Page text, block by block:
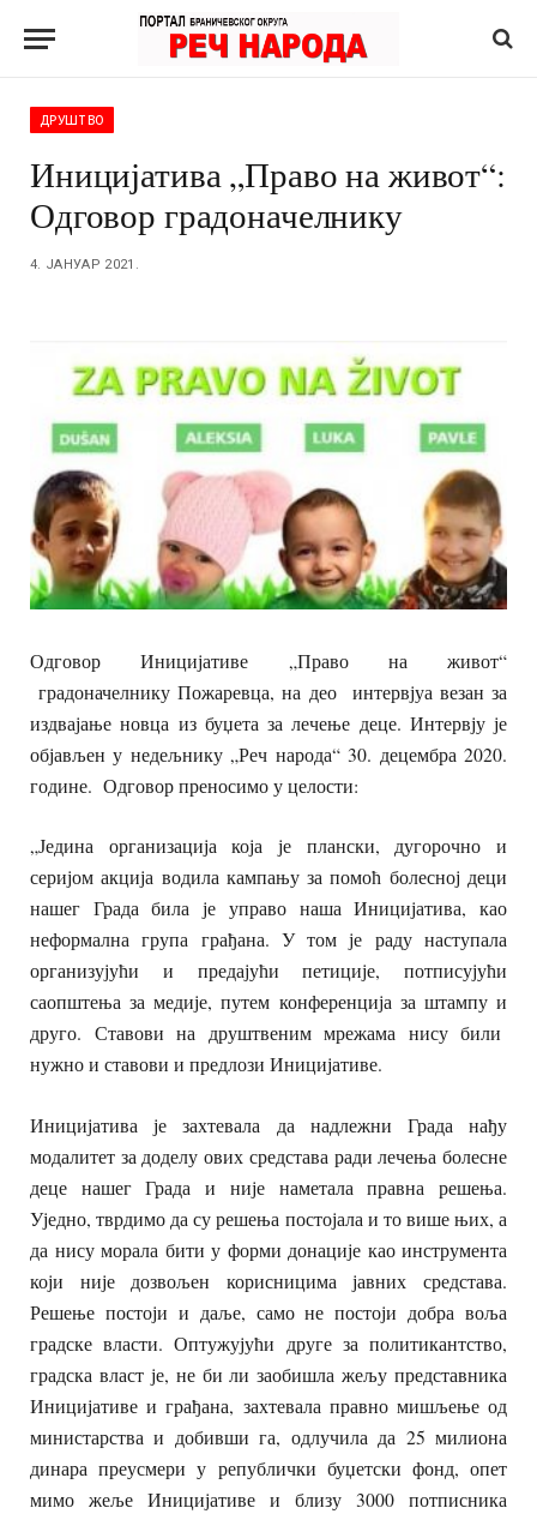
ДРУШТВО
Иницијатива „Право на живот“:
Одговор градоначелнику
4. ЈАНУАР 2021.
Одговор Иницијативе „Право на живот“
градоначелнику Пожаревца, на део интервјуа везан за
издвајање новца из буџета за лечење деце. Интервју је
објављен у недељнику „Реч народа“ 30. децембра 2020.
године. Одговор преносимо у целости:
„Једина организација која је плански, дугорочно и
серијом акција водила кампању за помоћ болесној деци
нашег Града била је управо наша Иницијатива, као
неформална група грађана. У том је раду наступала
организујући и предајући петиције, потписујући
саопштења за медије, путем конференција за штампу и
друго. Ставови на друштвеним мрежама нису били
нужно и ставови и предлози Иницијативе.
Иницијатива је захтевала да надлежни Града нађу
модалитет за доделу ових средстава ради лечења болесне
деце нашег Града и није наметала правна решења.
Уједно, тврдимо да су решења постојала и то више њих, а
да нису морала бити у форми донације као инструмента
који није дозвољен корисницима јавних средстава.
Решење постоји и даље, само не постоји добра воља
градске власти. Оптужујући друге за политикантство,
градска власт је, не би ли заобишла жељу представника
Иницијативе и грађана, захтевала правно мишљење од
министарства и добивши га, одлучила да 25 милиона
динара преусмери у републички буџетски фонд, опет
мимо жеље Иницијативе и близу 3000 потписника